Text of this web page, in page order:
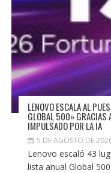
LENOVO ESCALA AL
GLOBAL 500» GRACIAS
IMPULSADO POR LA IA
5 DE AGOSTO DE
Lenovo escaló 43
lista anual Global